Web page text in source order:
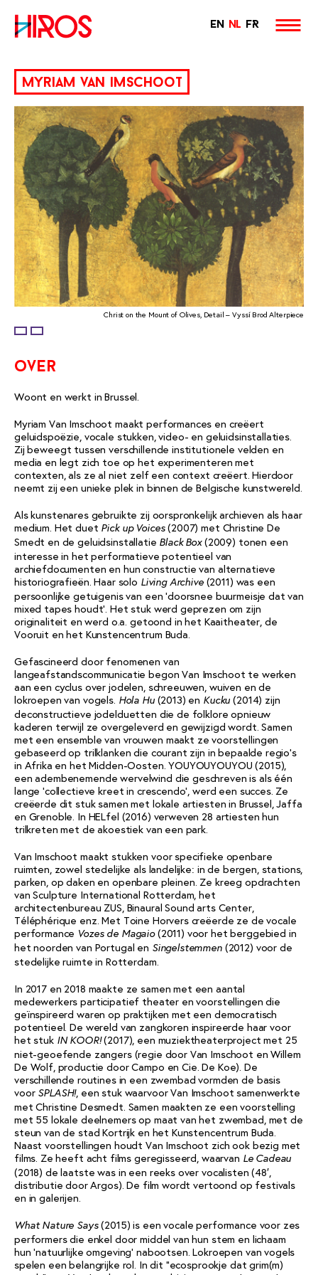
content
EN NL FR
myriam van imschoot
Christ on the Mount of Olives, Detail – Vyssí Brod Alterpiece
over
Woont en werkt in Brussel.
Myriam Van Imschoot maakt performances en creëert
geluidspoëzie, vocale stukken, video- en geluidsinstallaties.
Zij beweegt tussen verschillende institutionele velden en
media en legt zich toe op het experimenteren met
contexten, als ze al niet zelf een context creëert. Hierdoor
neemt zij een unieke plek in binnen de Belgische kunstwereld.
Als kunstenares gebruikte zij oorspronkelijk archieven als haar
medium. Het duet Pick up Voices(2007) met Christine De
Smedt en de geluidsinstallatie Black Box(2009) tonen een
interesse in het performatieve potentieel van
archiefdocumenten en hun constructie van alternatieve
historiografieën. Haar solo Living Archive(2011) was een
persoonlijke getuigenis van een ‘doorsnee buurmeisje dat van
mixed tapes houdt’. Het stuk werd geprezen om zijn
originaliteit en werd o.a. getoond in het Kaaitheater, de
Vooruit en het Kunstencentrum Buda.
Gefascineerd door fenomenen van
langeafstandscommunicatie begon Van Imschoot te werken
aan een cyclus over jodelen, schreeuwen, wuiven en de
lokroepen van vogels. Hola Hu(2013) en Kucku (2014) zijn
deconstructieve jodelduetten die de folklore opnieuw
kaderen terwijl ze overgeleverd en gewijzigd wordt. Samen
met een ensemble van vrouwen maakt ze voorstellingen
gebaseerd op trilklanken die courant zijn in bepaalde regio’s
in Afrika en het Midden-Oosten. YOUYOUYOUYOU (2015),
een adembenemende wervelwind die geschreven is als één
lange ‘collectieve kreet in crescendo’, werd een succes. Ze
creëerde dit stuk samen met lokale artiesten in Brussel, Jaffa
en Grenoble. In HELfel (2016) verweven 28 artiesten hun
trilkreten met de akoestiek van een park.
Van Imschoot maakt stukken voor specifieke openbare
ruimten, zowel stedelijke als landelijke: in de bergen, stations,
parken, op daken en openbare pleinen. Ze kreeg opdrachten
van Sculpture International Rotterdam, het
architectenbureau ZUS, Binaural Sound arts Center,
Téléphérique enz. Met Toine Horverscreëerde ze devocale
performance Vozes de Magaio(2011) voor het berggebied in
het noorden van Portugal en Singelstemmen(2012) voor de
stedelijke ruimte in Rotterdam.
In 2017 en 2018 maakte ze samen met een aantal
medewerkers participatief theater en voorstellingen die
geïnspireerd waren op praktijken met een democratisch
potentieel. De wereld van zangkoren inspireerde haar voor
het stuk IN KOOR!(2017), een muziektheaterproject met 25
niet-geoefende zangers (regie door Van Imschoot en Willem
De Wolf, productie door Campo en Cie. De Koe). De
verschillende routines in een zwembad vormden de basis
voor SPLASH!, een stuk waarvoor Van Imschoot samenwerkte
met Christine Desmedt. Samen maakten ze een voorstelling
met 55 lokale deelnemers op maat van het zwembad, met de
steun van de stad Kortrijk en het Kunstencentrum Buda.
Naast voorstellingen houdt Van Imschoot zich ook bezig met
films. Ze heeft acht films geregisseerd, waarvan Le Cadeau
(2018) de laatste was in een reeks over vocalisten (48′,
distributie door Argos). De film wordt vertoond op festivals
en in galerijen.
What Nature Says(2015) is een vocale performance voor zes
performers die enkel door middel van hun stem en lichaam
hun ‘natuurlijke omgeving’ nabootsen. Lokroepen van vogels
spelen een belangrijke rol. In dit “ecosprookje dat grim(m)